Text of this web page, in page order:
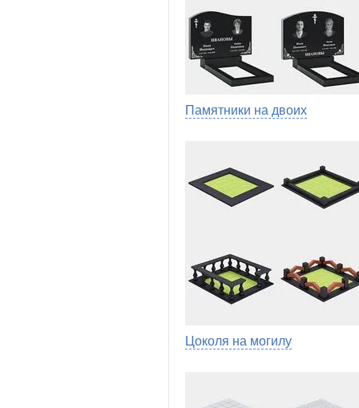
Памятники на двоих
Цоколя на могилу